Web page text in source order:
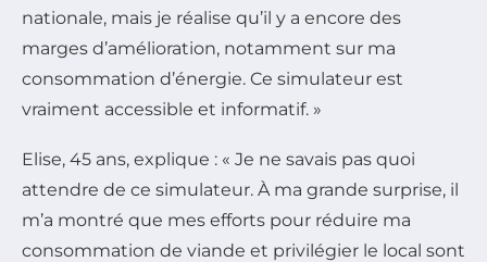
nationale, mais je réalise qu’il y a encore des
marges d’amélioration, notamment sur ma
consommation d’énergie. Ce simulateur est
vraiment accessible et informatif. »
Elise, 45 ans, explique : « Je ne savais pas quoi
attendre de ce simulateur. À ma grande surprise, il
m’a montré que mes efforts pour réduire ma
consommation de viande et privilégier le local sont